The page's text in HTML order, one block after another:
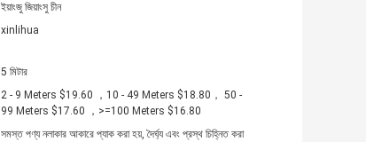
ইয়াংজু জিয়াংসু চীন
xinlihua
5 মিটার
2 - 9 Meters $19.60 ，10 - 49 Meters $18.80， 50 -
99 Meters $17.60 ，>=100 Meters $16.80
সমস্ত পণ্য নলাকার আকারে প্যাক করা হয়, দৈর্ঘ্য এবং প্রস্থ চিহ্নিত করা